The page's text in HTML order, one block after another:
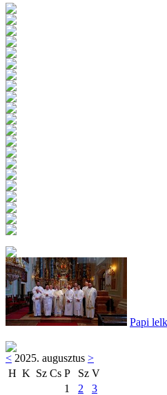
Papi
< 2025. augusztus >
H K Sz Cs P Sz V
1
2
3